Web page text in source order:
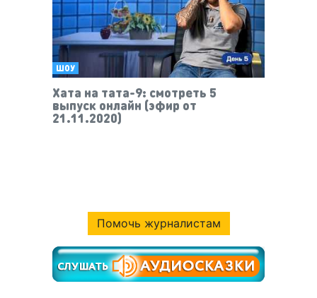
ШОУ
Хата на тата-9: смотреть 5
выпуск онлайн (эфир от
21.11.2020)
Помочь журналистам